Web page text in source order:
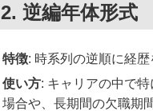
2. 逆編年体形式
特徴: 時系列の逆順に経
使い方: キャリアの中で
場合や、長期間の欠職期